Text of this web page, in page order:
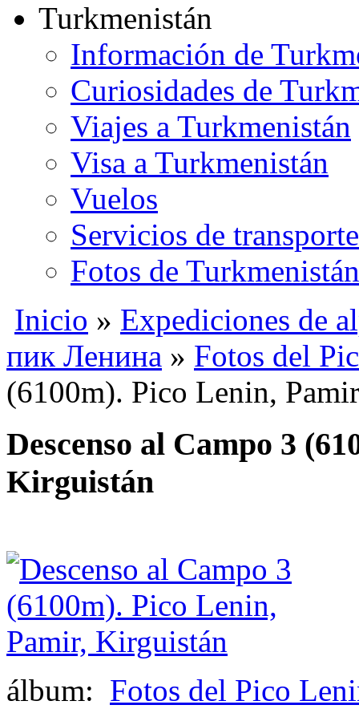
Turkmenistán
Información de
Curiosidades de
Viajes a Turkmenistán
Visa a Turkmenistán
Vuelos
Servicios de transporte
Fotos de Turkmenistán
Inicio » Expediciones de
пик Ленина » Fotos del
(6100m). Pico Lenin,
Descenso al Campo 3
Kirguistán
álbum: Fotos del Pico